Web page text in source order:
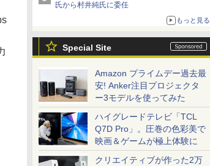
氏から村井純氏に委任
もっと見る
Special Site
Amazon プライムデー過去最
安! Anker注目プロジェクタ
ー3モデルを使ってみた
ハイグレードテレビ「TCL
Q7D Pro」。圧巻の色彩美で
映画＆ゲームが極上体験に
クリエイティブが作った2万